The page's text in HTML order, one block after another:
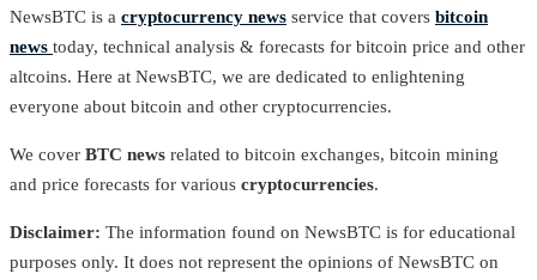
NewsBTC is a cryptocurrency news service that covers bitcoin
news today, technical analysis & forecasts for bitcoin price and other
altcoins. Here at NewsBTC, we are dedicated to enlightening
everyone about bitcoin and other cryptocurrencies.
We cover BTC news related to bitcoin exchanges, bitcoin mining
and price forecasts for various cryptocurrencies.
Disclaimer: The information found on NewsBTC is for educational
purposes only. It does not represent the opinions of NewsBTC on